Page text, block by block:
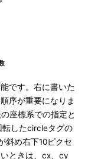
です。右に書いた
序が重要になりま
座標系での指定と
転したcircleタグの
斜め右下10ピクセ
ときは、cx、cy